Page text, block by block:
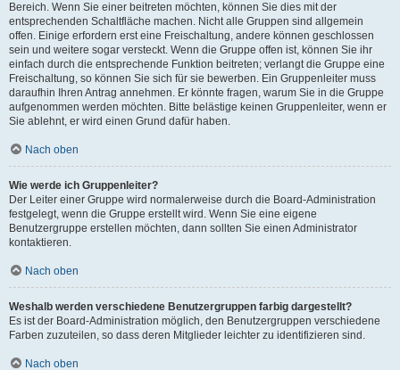
Bereich. Wenn Sie einer beitreten möchten, können Sie dies mit der
entsprechenden Schaltfläche machen. Nicht alle Gruppen sind allgemein
offen. Einige erfordern erst eine Freischaltung, andere können geschlossen
sein und weitere sogar versteckt. Wenn die Gruppe offen ist, können Sie ihr
einfach durch die entsprechende Funktion beitreten; verlangt die Gruppe eine
Freischaltung, so können Sie sich für sie bewerben. Ein Gruppenleiter muss
daraufhin Ihren Antrag annehmen. Er könnte fragen, warum Sie in die Gruppe
aufgenommen werden möchten. Bitte belästige keinen Gruppenleiter, wenn er
Sie ablehnt, er wird einen Grund dafür haben.
Nach oben
Wie werde ich Gruppenleiter?
Der Leiter einer Gruppe wird normalerweise durch die Board-Administration
festgelegt, wenn die Gruppe erstellt wird. Wenn Sie eine eigene
Benutzergruppe erstellen möchten, dann sollten Sie einen Administrator
kontaktieren.
Nach oben
Weshalb werden verschiedene Benutzergruppen farbig dargestellt?
Es ist der Board-Administration möglich, den Benutzergruppen verschiedene
Farben zuzuteilen, so dass deren Mitglieder leichter zu identifizieren sind.
Nach oben